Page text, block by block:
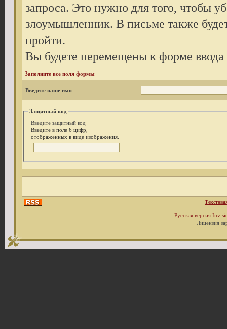
запроса. Это нужно для того, чтобы
злоумышленник. В письме также
пройти.
Вы будете перемещены к форме ввода
Заполните все поля формы
Введите ваше имя
Защитный код
Введите защитный код
Введите в поле 6 цифр,
отображенных в виде изображения.
Русская версия
Лицензия